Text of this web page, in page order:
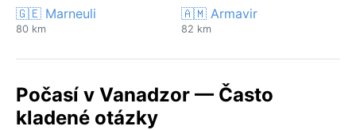
🇬🇪 Marneuli
80 km
🇦🇲 Armavir
82 km
Počasí v Vanadzor — Často
kladené otázky